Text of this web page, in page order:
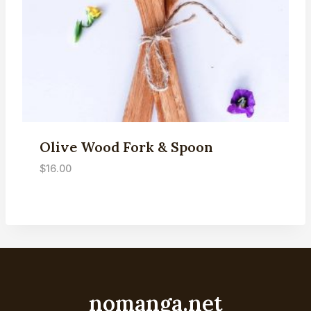
Olive Wood Fork & Spoon
$16.00
nomanga.net